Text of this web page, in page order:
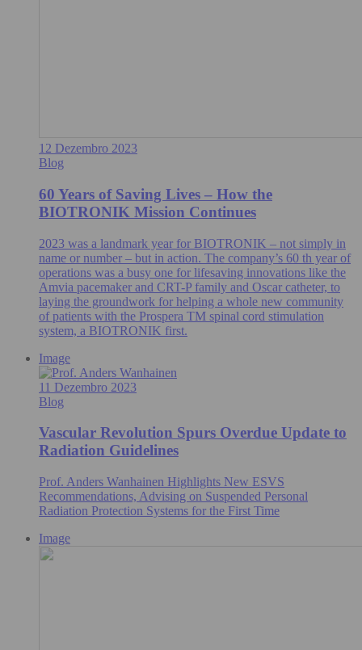
12 Dezembro 2023
Blog
60 Years of Saving Lives – How the
BIOTRONIK Mission Continues
2023 was a landmark year for BIOTRONIK – not simply in
name or number – but in action. The company’s 60 th year of
operations was a busy one for lifesaving innovations like the
Amvia pacemaker and CRT-P family and Oscar catheter, to
laying the groundwork for helping a whole new community
of patients with the Prospera TM spinal cord stimulation
system, a BIOTRONIK first.
Image
11 Dezembro 2023
Blog
Vascular Revolution Spurs Overdue Update to
Radiation Guidelines
Prof. Anders Wanhainen Highlights New ESVS
Recommendations, Advising on Suspended Personal
Radiation Protection Systems for the First Time
Image